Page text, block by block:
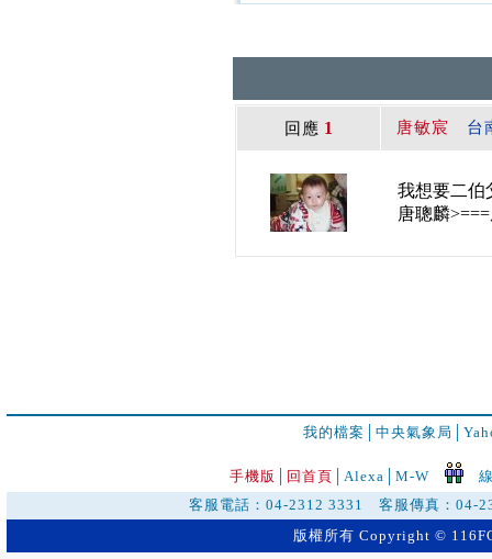
回應 1 唐敏宸 台
我想要二伯
唐聰麟
我的檔案 中央氣象局
手機版 回首頁 Alexa│ M-W
客服電話：04-2312 3331 客服傳真：
版權所有 Copyright ©